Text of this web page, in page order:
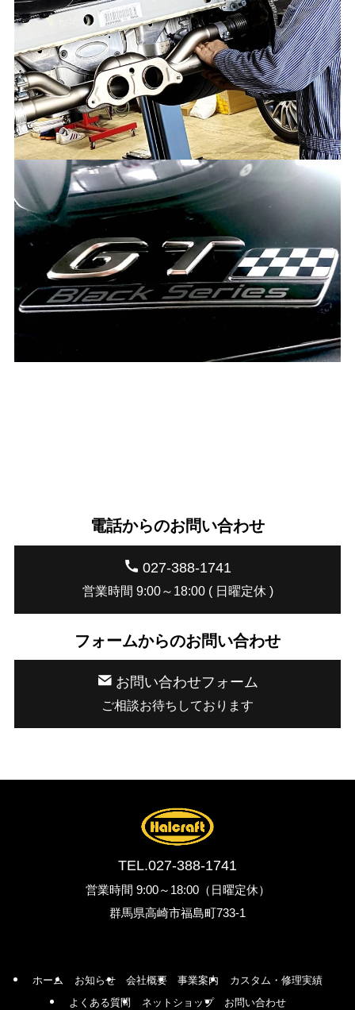
電話からのお問い合わせ
027-388-1741
営業時間 9:00～18:00 ( 日曜定休 )
フォームからのお問い合わせ
お問い合わせフォーム
ご相談お待ちしております
TEL.027-388-1741
営業時間 9:00～18:00（日曜定休）
群馬県高崎市福島町733-1
ホーム お知らせ 会社概要 事業案内
カスタム・修理実績
よくある質問
ネットショップ お問い合わせ